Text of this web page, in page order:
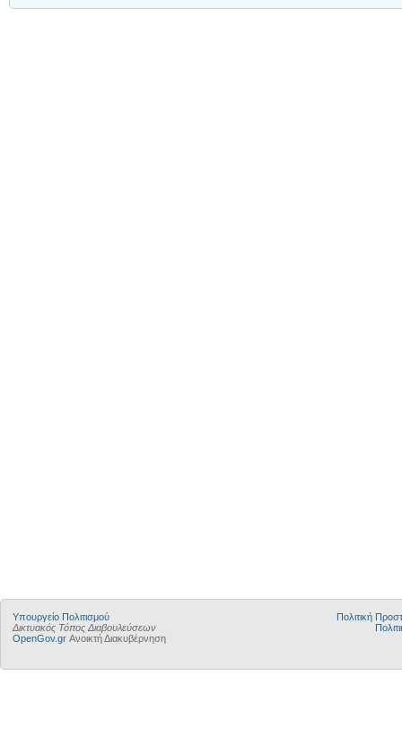
Υπουργείο Πολιτισμού
Δικτυακός Τόπος Διαβουλεύσεων
OpenGov.gr Ανοικτή Διακυβέρνηση
Πολιτική